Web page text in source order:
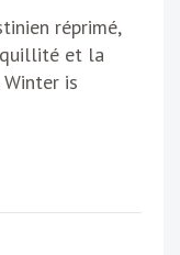
réprimé,
et la
Winter is